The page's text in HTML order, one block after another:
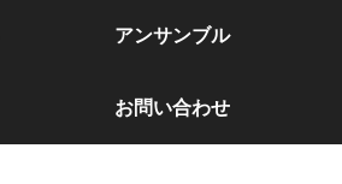
アンサンブル
お問い合わせ